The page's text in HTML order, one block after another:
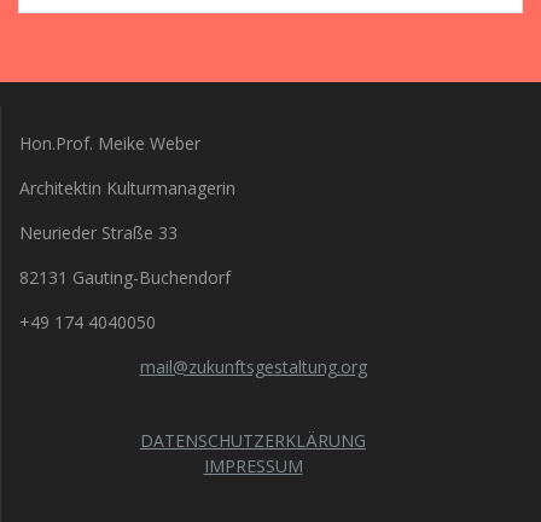
Hon.Prof. Meike Weber
Architektin Kulturmanagerin
Neurieder Straße 33
82131 Gauting-Buchendorf
+49 174 4040050
mail@zukunftsgestaltung.org
DATENSCHUTZERKLÄRUNG
IMPRESSUM